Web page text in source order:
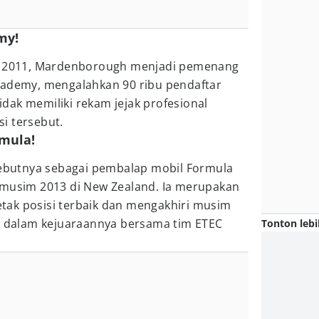
Mardenborough menjadi pemenang
mengalahkan 90 ribu pendaftar
memiliki rekam jejak profesional
tersebut.
sebagai pembalap mobil Formula
2013 di New Zealand. Ia merupakan
posisi terbaik dan mengakhiri musim
kejuaraannya bersama tim ETEC
Tonton